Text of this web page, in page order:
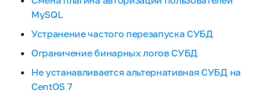
MySQL
Устранение частого перезапуска СУБД
Ограничение бинарных логов СУБД
Не устанавливается альтернативная СУБД на
CentOS 7